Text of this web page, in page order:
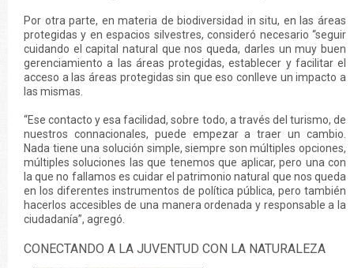
Por otra parte, en materia de biodiversidad in situ, en las áreas
protegidas y en espacios silvestres, consideró necesario “seguir
cuidando el capital natural que nos queda, darles un muy buen
gerenciamiento a las áreas protegidas, establecer y facilitar el
acceso a las áreas protegidas sin que eso conlleve un impacto a
las mismas.
“Ese contacto y esa facilidad, sobre todo, a través del turismo, de
nuestros connacionales, puede empezar a traer un cambio.
Nada tiene una solución simple, siempre son múltiples opciones,
múltiples soluciones las que tenemos que aplicar, pero una con
la que no fallamos es cuidar el patrimonio natural que nos queda
en los diferentes instrumentos de política pública, pero también
hacerlos accesibles de una manera ordenada y responsable a la
ciudadanía”, agregó.
CONECTANDO A LA JUVENTUD CON LA NATURALEZA